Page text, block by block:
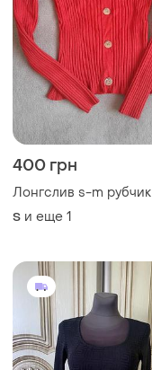
400 грн
Лонгслив s-m рубчик
S и еще 1